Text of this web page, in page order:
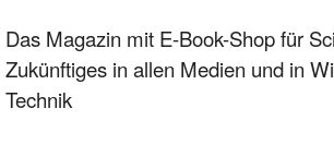
Das Magazin mit E-Book-Shop für
Zukünftiges in allen Medien und in
Technik